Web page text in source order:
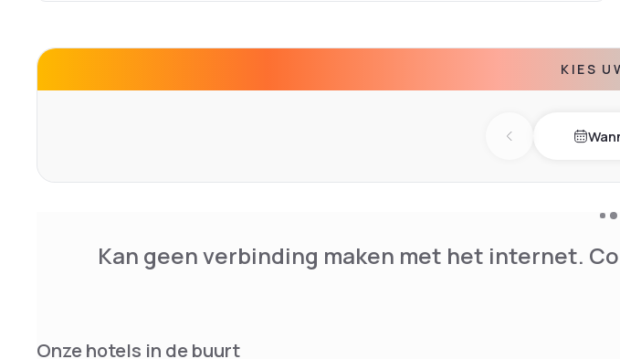
KIES
Previous day
Kan geen verbinding maken met het internet.
Onze hotels in de buurt